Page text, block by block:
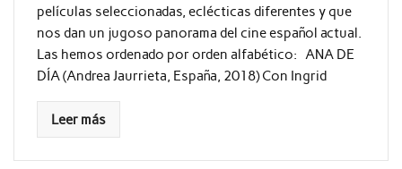
películas seleccionadas, eclécticas diferentes y que
nos dan un jugoso panorama del cine español actual.
Las hemos ordenado por orden alfabético: ANA DE
DÍA (Andrea Jaurrieta, España, 2018) Con Ingrid
Leer más